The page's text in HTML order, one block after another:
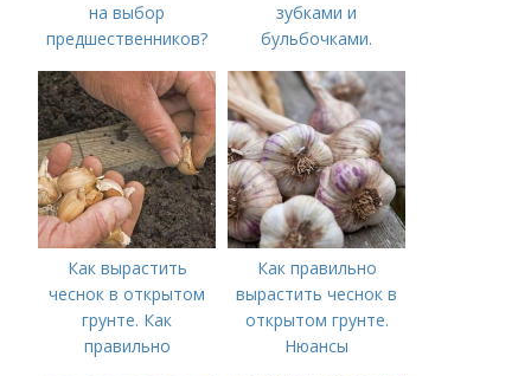
на выбор
предшественников?
зубками и
бульбочками.
посадки озимого
чеснока
Как вырастить
чеснок в открытом
грунте. Как
правильно
Как правильно
вырастить чеснок в
открытом грунте.
Нюансы